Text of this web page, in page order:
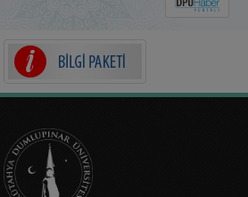
öğrenciler yaz okulunda ağırlanıyor.